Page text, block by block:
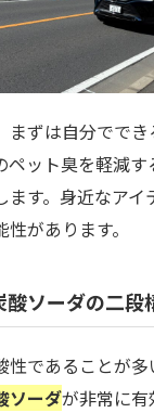
まずは自分でで
ペット臭を軽減
ます。身近なア
があります。
ソーダの二段
性であることが
ソーダが非常に有